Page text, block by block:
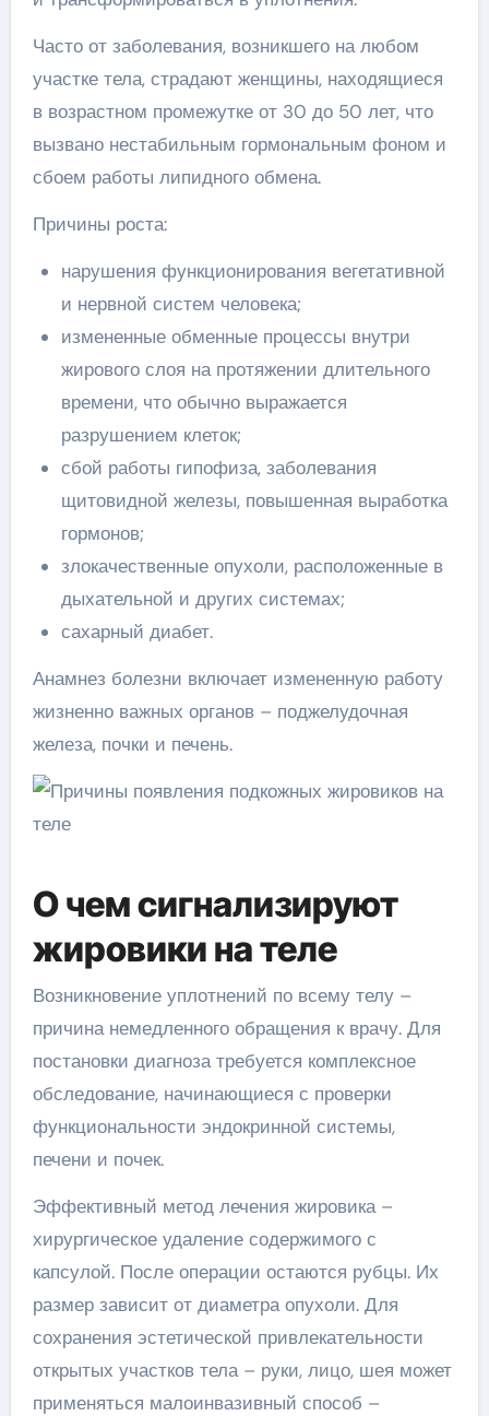
Часто от заболевания, возникшего на любом
участке тела, страдают женщины, находящиеся
в возрастном промежутке от 30 до 50 лет, что
вызвано нестабильным гормональным фоном и
сбоем работы липидного обмена.
Причины роста:
нарушения функционирования вегетативной
и нервной систем человека;
измененные обменные процессы внутри
жирового слоя на протяжении длительного
времени, что обычно выражается
разрушением клеток;
сбой работы гипофиза, заболевания
щитовидной железы, повышенная выработка
гормонов;
злокачественные опухоли, расположенные в
дыхательной и других системах;
сахарный диабет.
Анамнез болезни включает измененную работу
жизненно важных органов – поджелудочная
железа, почки и печень.
О чем сигнализируют
жировики на теле
Возникновение уплотнений по всему телу –
причина немедленного обращения к врачу. Для
постановки диагноза требуется комплексное
обследование, начинающиеся с проверки
функциональности эндокринной системы,
печени и почек.
Эффективный метод лечения жировика –
хирургическое удаление содержимого с
капсулой. После операции остаются рубцы. Их
размер зависит от диаметра опухоли. Для
сохранения эстетической привлекательности
открытых участков тела – руки, лицо, шея может
применяться малоинвазивный способ –